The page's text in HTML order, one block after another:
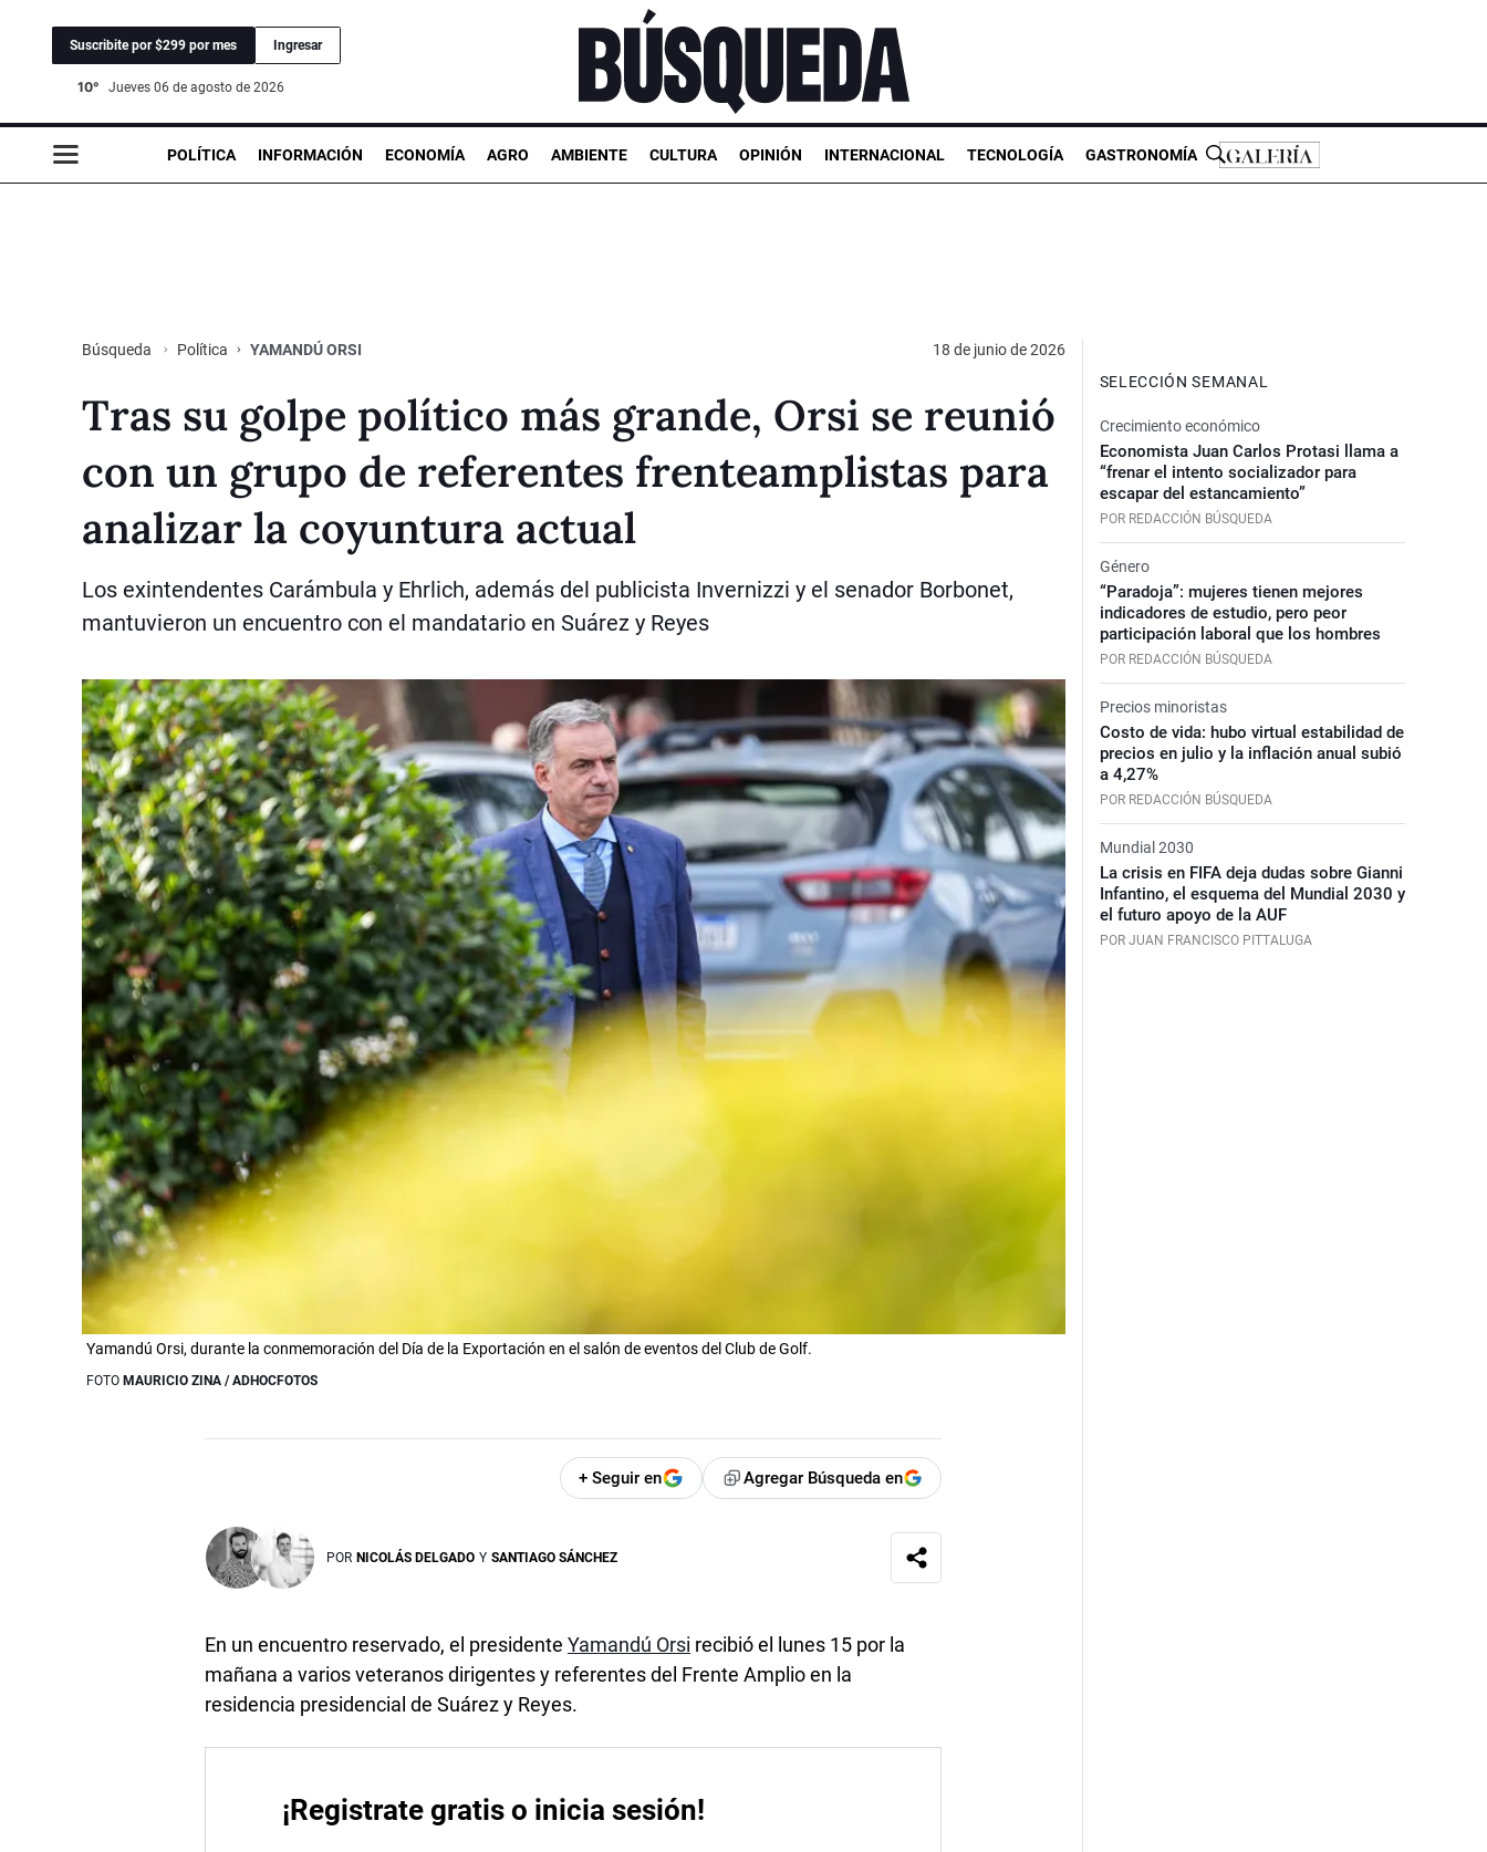
Suscribite por $299 por mes Ingresar
10° jueves 06 de agosto de 2026
POLÍTICA INFORMACIÓN ECONOMÍA AGRO AMBIENTE CULTURA OPINIÓN INTERNACIONAL TECNOLOGÍA GASTRONOMÍA
Búsqueda Política YAMANDÚ ORSI 18 de junio de 2026
Tras su golpe político más grande, Orsi se reunió
con un grupo de referentes frenteamplistas para
analizar la coyuntura actual
Los exintendentes Carámbula y Ehrlich, además del publicista Invernizzi y el senador Borbonet,
mantuvieron un encuentro con el mandatario en Suárez y Reyes
Yamandú Orsi, durante la conmemoración del Día de la Exportación en el salón de eventos del Club de Golf.
FOTO MAURICIO ZINA / ADHOCFOTOS
+ Seguir en Agregar Búsqueda en
POR NICOLÁS DELGADO Y SANTIAGO SÁNCHEZ
En un encuentro reservado, el presidenteYamandú Orsi recibió el lunes 15 por la
mañana a varios veteranos dirigentes y referentes del Frente Amplio en la
residencia presidencial de Suárez y Reyes.
¡Registrate gratis o inicia sesión!
SELECCIÓN SEMANAL
Crecimiento económico
Economista Juan Carlos Protasi llama a
“frenar el intento socializador para
escapar del estancamiento”
POR REDACCIÓN BÚSQUEDA
Género
“Paradoja”: mujeres tienen mejores
indicadores de estudio, pero peor
participación laboral que los hombres
POR REDACCIÓN BÚSQUEDA
Precios minoristas
Costo de vida: hubo virtual estabilidad de
precios en julio y la inflación anual subió
a 4,27%
POR REDACCIÓN BÚSQUEDA
Mundial 2030
La crisis en FIFA deja dudas sobre Gianni
Infantino, el esquema del Mundial 2030 y
el futuro apoyo de la AUF
POR JUAN FRANCISCO PITTALUGA